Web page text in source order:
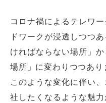
コロナ禍によるテレワ
ドワークが浸透しつつ
ければならない場所」
場所」に変わりつつあり
このような変化に伴い
社したくなるような魅